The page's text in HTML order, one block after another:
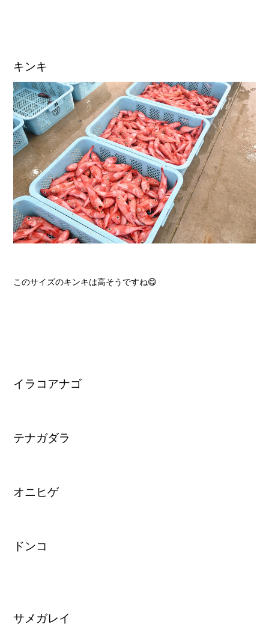
キンキ
このサイズのキンキは高そうですね😋
イラコアナゴ
テナガダラ
オニヒゲ
ドンコ
サメガレイ